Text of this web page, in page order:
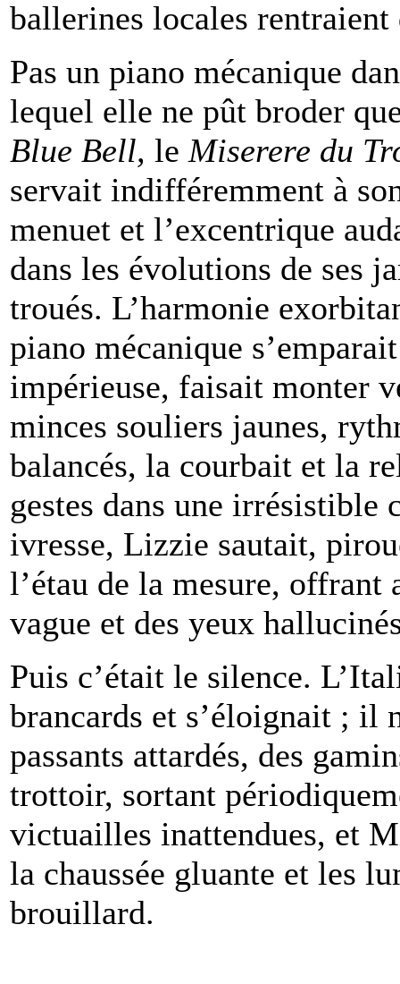
ballerines locales rentraient
Pas un piano mécanique
lequel elle ne pût broder
Blue Bell, le Miserere du
servait indifféremment à
menuet et l’excentrique
dans les évolutions de ses
troués. L’harmonie
piano mécanique
impérieuse, faisait monter
minces souliers jaunes,
balancés, la courbait et la
gestes dans une irrésistible
ivresse, Lizzie sautait,
l’étau de la mesure, offrant
vague et des yeux
Puis c’était le silence.
brancards et s’éloignait ; il
passants attardés, des
trottoir, sortant
victuailles inattendues, et
la chaussée gluante et les
brouillard.